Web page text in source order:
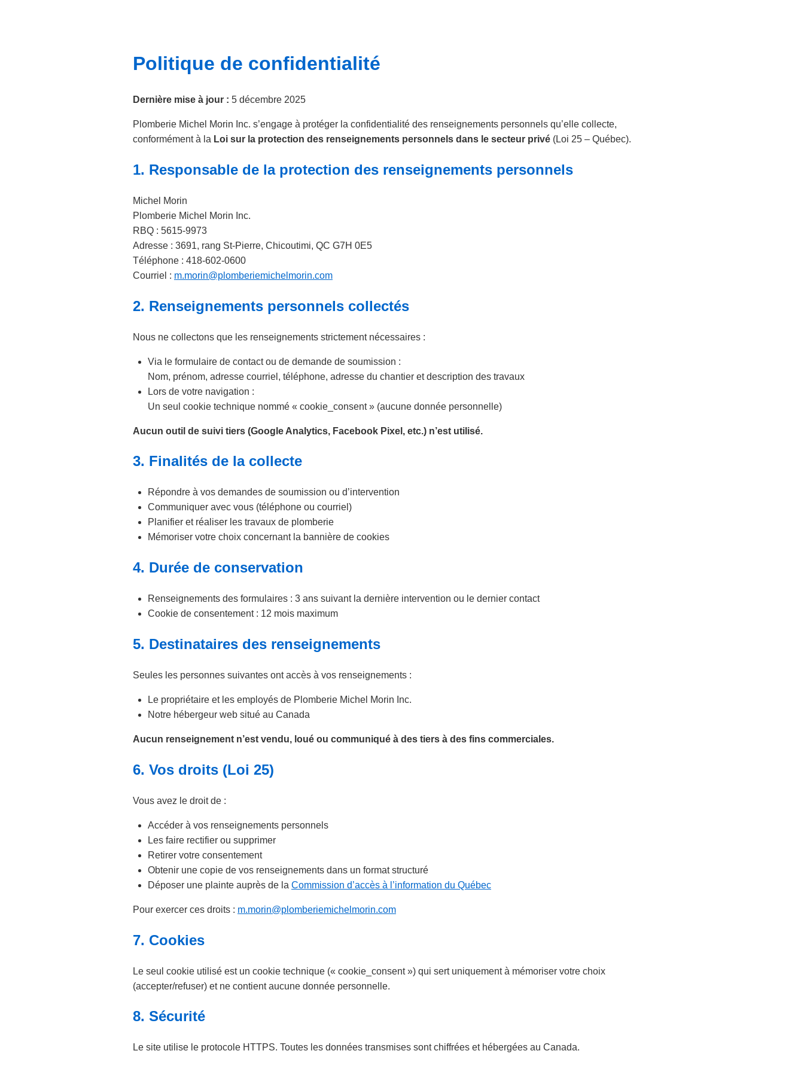
Politique de confidentialité
Dernière mise à jour : 5 décembre 2025
Plomberie Michel Morin Inc. s’engage à protéger la confidentialité des renseignements personnels qu’elle collecte,
conformément à la Loi sur la protection des renseignements personnels dans le secteur privé (Loi 25 – Québec).
1. Responsable de la protection des renseignements personnels
Michel Morin
Plomberie Michel Morin Inc.
RBQ : 5615-9973
Adresse : 3691, rang St-Pierre, Chicoutimi, QC G7H 0E5
Téléphone : 418-602-0600
Courriel : m.morin@plomberiemichelmorin.com
2. Renseignements personnels collectés
Nous ne collectons que les renseignements strictement nécessaires :
Via le formulaire de contact ou de demande de soumission :
Nom, prénom, adresse courriel, téléphone, adresse du chantier et description des travaux
Lors de votre navigation :
Un seul cookie technique nommé « cookie_consent » (aucune donnée personnelle)
Aucun outil de suivi tiers (Google Analytics, Facebook Pixel, etc.) n’est utilisé.
3. Finalités de la collecte
Répondre à vos demandes de soumission ou d’intervention
Communiquer avec vous (téléphone ou courriel)
Planifier et réaliser les travaux de plomberie
Mémoriser votre choix concernant la bannière de cookies
4. Durée de conservation
Renseignements des formulaires : 3 ans suivant la dernière intervention ou le dernier contact
Cookie de consentement : 12 mois maximum
5. Destinataires des renseignements
Seules les personnes suivantes ont accès à vos renseignements :
Le propriétaire et les employés de Plomberie Michel Morin Inc.
Notre hébergeur web situé au Canada
Aucun renseignement n’est vendu, loué ou communiqué à des tiers à des fins commerciales.
6. Vos droits (Loi 25)
Vous avez le droit de :
Accéder à vos renseignements personnels
Les faire rectifier ou supprimer
Retirer votre consentement
Obtenir une copie de vos renseignements dans un format structuré
Déposer une plainte auprès de la Commission d’accès à l’information du Québec
Pour exercer ces droits : m.morin@plomberiemichelmorin.com
7. Cookies
Le seul cookie utilisé est un cookie technique (« cookie_consent ») qui sert uniquement à mémoriser votre choix
(accepter/refuser) et ne contient aucune donnée personnelle.
8. Sécurité
Le site utilise le protocole HTTPS. Toutes les données transmises sont chiffrées et hébergées au Canada.